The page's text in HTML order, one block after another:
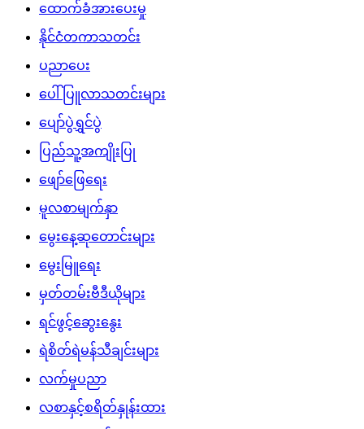
ထောက်ခံအားပေးမှု
နိုင်ငံတကာသတင်း
ပညာပေး
ပေါ်ပြူလာသတင်းများ
ပျော်ပွဲရွှင်ပွဲ
ပြည်သူ့အကျိုးပြု
ဖျော်ဖြေရေး
မူလစာမျက်နှာ
မွေးနေ့ဆုတောင်းများ
မွေးမြူရေး
မှတ်တမ်းဗီဒီယိုများ
ရင်ဖွင့်ဆွေးနွေး
ရဲစိတ်ရဲမန်သီချင်းများ
လက်မှုပညာ
လစာနှင့်စရိတ်နှုန်းထား